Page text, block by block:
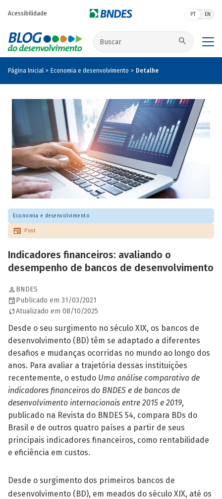
Acessibilidade PT EN
Buscar no site
Página Inicial Economia e desenvolvimento Detalhe
Economia e desenvolvimento
Post
Indicadores financeiros: avaliando o
desempenho de bancos de desenvolvimento
BNDES
Publicado em 31/03/2021
Atualizado em 08/10/2025
Desde o seu surgimento no século XIX, os bancos de
desenvolvimento (BD) têm se adaptado a diferentes
desafios e mudanças ocorridas no mundo ao longo dos
anos. Para avaliar a trajetória dessas instituições
recentemente, o estudo Uma análise comparativa de
indicadores financeiros do BNDES e de bancos de
desenvolvimento internacionais entre 2015 e 2019,
publicado na Revista do BNDES 54, compara BDs do
Brasil e de outros quatro países a partir de seus
principais indicadores financeiros, como rentabilidade
e eficiência em custos.
Desde o surgimento dos primeiros bancos de
desenvolvimento (BD), em meados do século XIX, até os